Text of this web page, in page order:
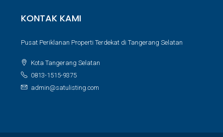
KONTAK KAMI
Pusat Periklanan Properti Terdekat di Tangerang Selatan
Kota Tangerang Selatan
0813-1515-9375
admin@satulisting.com